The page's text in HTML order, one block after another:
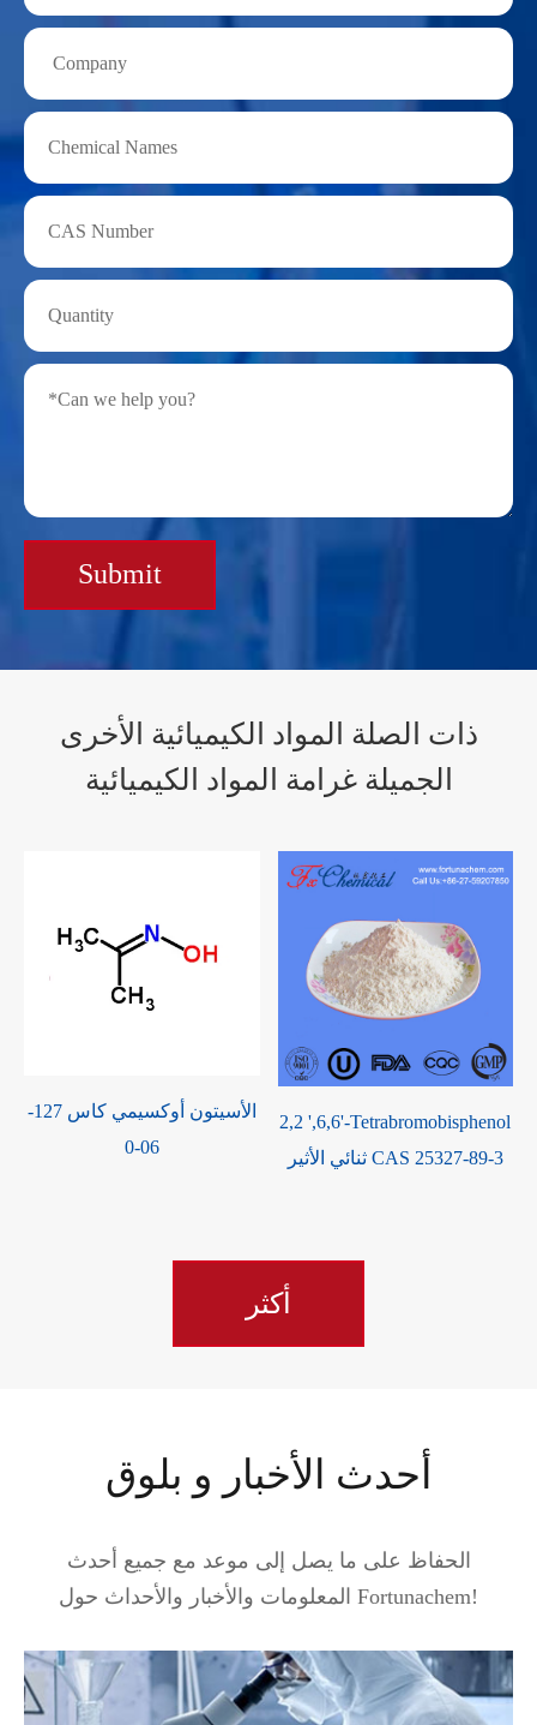
Submit
ذات الصلة المواد الكيميائية الأخرى
الجميلة غرامة المواد الكيميائية
الأسيتون أوكسيمي كاس 127-
06-0
2,2 ',6,6'-Tetrabromobisphenol
ثنائي الأثير CAS 25327-89-3
أكثر
أحدث الأخبار و بلوق
الحفاظ على ما يصل إلى موعد مع جميع أحدث
المعلومات والأخبار والأحداث حول Fortunachem!